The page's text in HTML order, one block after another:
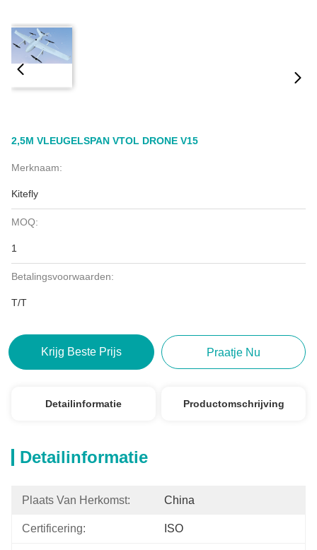
2,5M VLEUGELSPAN VTOL DRONE V15
Merknaam:
Kitefly
MOQ:
1
Betalingsvoorwaarden:
T/T
Krijg Beste Prijs Praatje Nu
Detailinformatie Productomschrijving
Detailinformatie
Plaats Van Herkomst: China
Certificering: ISO